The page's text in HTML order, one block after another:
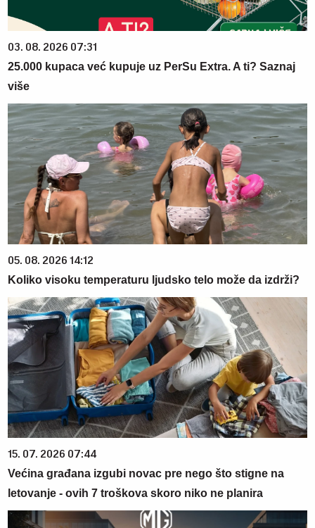
03. 08. 2026 07:31
25.000 kupaca već kupuje uz PerSu Extra. A ti? Saznaj
više
05. 08. 2026 14:12
Koliko visoku temperaturu ljudsko telo može da izdrži?
15. 07. 2026 07:44
Većina građana izgubi novac pre nego što stigne na
letovanje - ovih 7 troškova skoro niko ne planira